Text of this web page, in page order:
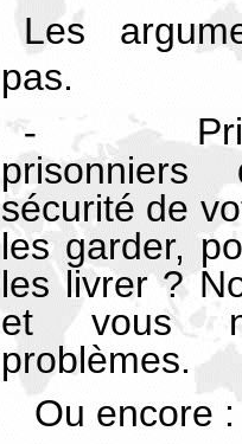
Les
pas.
-
sécurité de
les garder,
les livrer ?
et vous
problèmes.
Ou encore :